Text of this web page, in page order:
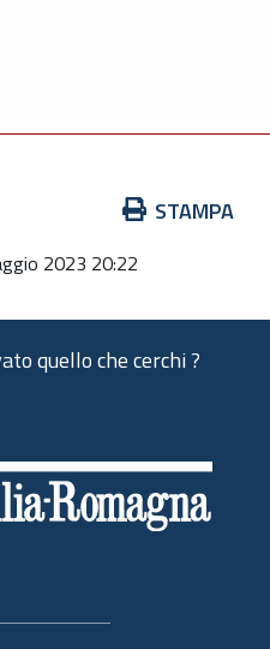
STAMPA
2023 20:22
quello che cerchi ?